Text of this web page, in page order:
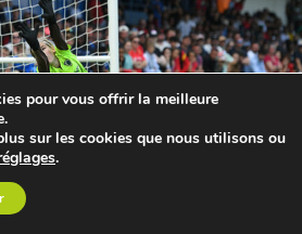
pour vous offrir la meilleure
sur les cookies que nous utilisons ou
.